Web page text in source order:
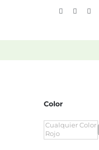
Vimeo
Color